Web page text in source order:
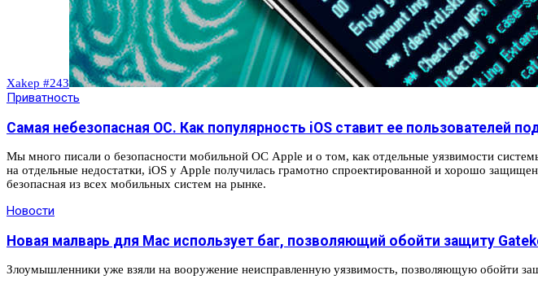
Xakep #243
Приватность
Самая небезопасная ОС. Как популярность iOS ставит ее пользователей
Мы много писали о безопасности мобильной ОС Apple и о том, как отдельные уязвимости
на отдельные недостатки, iOS у Apple получилась грамотно спроектированной и хорошо
безопасная из всех мобильных систем на рынке.
Новости
Новая малварь для Mac использует баг, позволяющий обойти защиту
Злоумышленники уже взяли на вооружение неисправленную уязвимость, позволяющую обойти